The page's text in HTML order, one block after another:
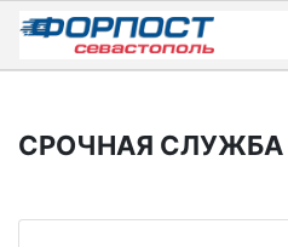
Skip
content
СРОЧНАЯ СЛУЖБА